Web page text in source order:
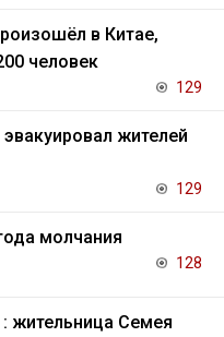
в Китае,
человек
129
жителей
129
молчания
128
жительница Семея